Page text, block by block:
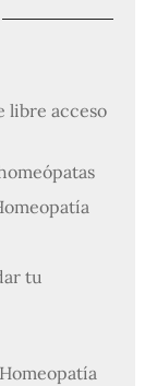
libre acceso
tu